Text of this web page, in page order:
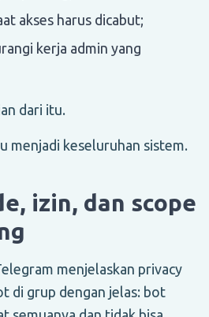
akses harus dicabut;
kerja admin yang
dari itu.
menjadi keseluruhan sistem.
izin, dan scope
menjelaskan privacy
di grup dengan jelas: bot